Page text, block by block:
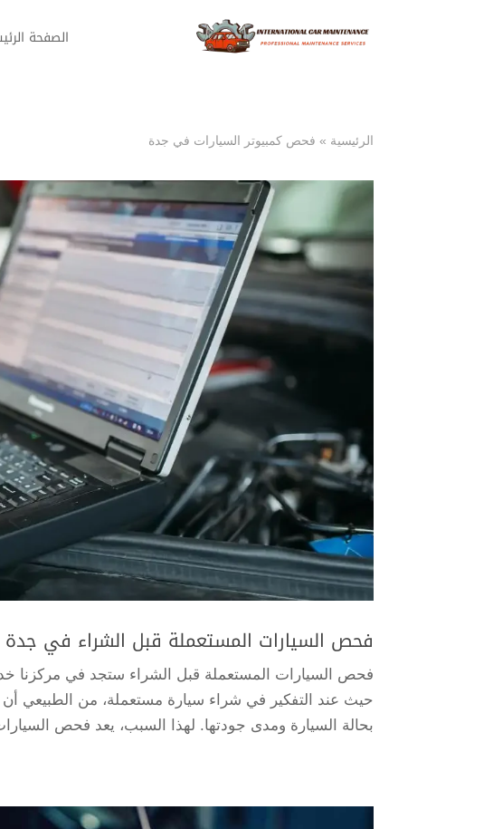
الصفحة
الرئيسية » فحص كمبيوتر السيارات في جدة
فحص السيارات المستعملة قبل الشراء في جدة
فحص السيارات المستعملة قبل الشراء ستجد في مركزنا
حيث عند التفكير في شراء سيارة مستعملة، من الطبيعي
بحالة السيارة ومدى جودتها. لهذا السبب، يعد فحص